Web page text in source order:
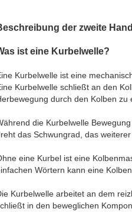
der zweite
ist eine Kurbelwelle?
Kurbelwelle ist eine
Kurbelwelle schließt an den
durch den Kolben zu
die Kurbelwelle
das Schwungrad, das
eine Kurbel ist eine
Wörtern kann eine
Kurbelwelle arbeitet an dem
in den beweglichen